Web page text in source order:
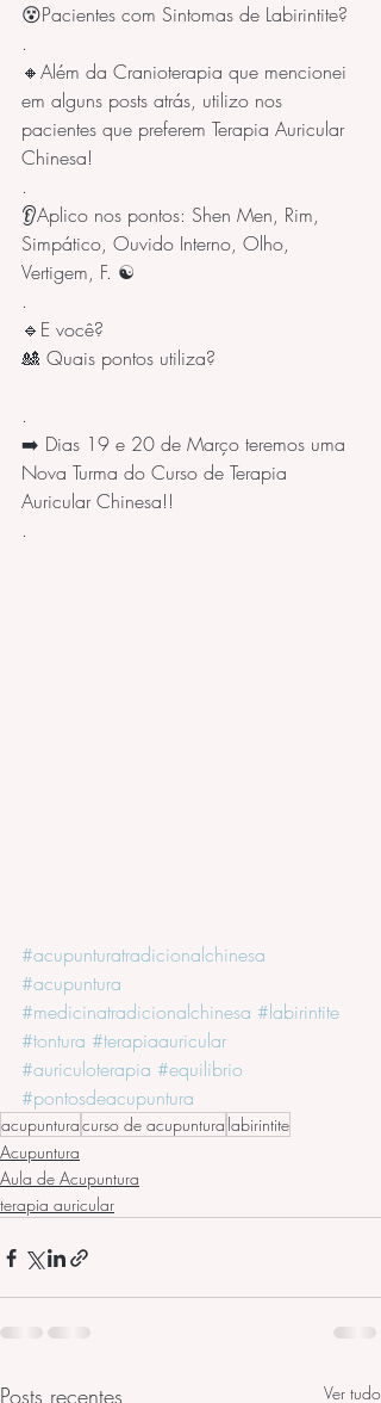
😵Pacientes com Sintomas de Labirintite?
.
🔸Além da Cranioterapia que mencionei
em alguns posts atrás, utilizo nos
pacientes que preferem Terapia Auricular
Chinesa!
.
👂Aplico nos pontos: Shen Men, Rim,
Simpático, Ouvido Interno, Olho,
Vertigem, F. ☯️
.
🔹E você?
🎎 Quais pontos utiliza?
.
➡️ Dias 19 e 20 de Março teremos uma
Nova Turma do Curso de Terapia
Auricular Chinesa!!
.
#acupunturatradicionalchinesa
#acupuntura
#medicinatradicionalchinesa #labirintite
#tontura #terapiaauricular
#auriculoterapia #equilibrio
#pontosdeacupuntura
acupunturacurso de acupuntura labirintite
Acupuntura
Aula de Acupuntura
terapia auricular
Posts recentes Ver tudo